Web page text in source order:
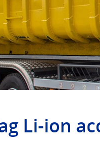
Li-ion